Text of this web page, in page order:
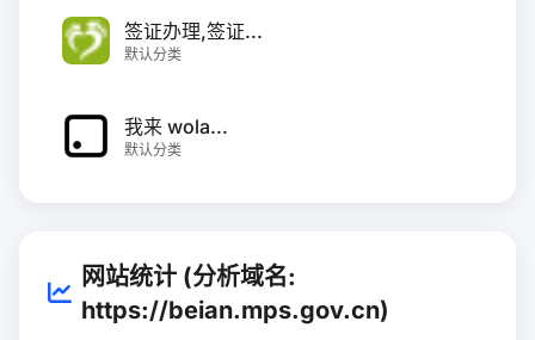
签证办理,签证...
默认分类
我来 wola...
默认分类
网站统计 (分析域名:
https://beian.mps.gov.cn)